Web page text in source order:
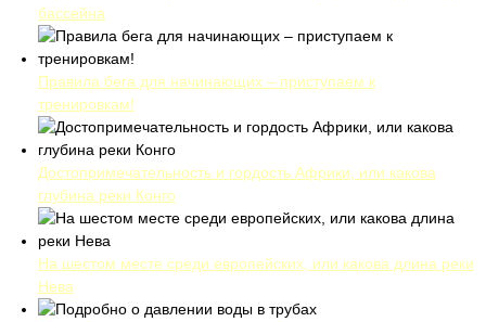
бассейна
Правила бега для начинающих – приступаем к
тренировкам!
Достопримечательность и гордость Африки, или какова
глубина реки Конго
На шестом месте среди европейских, или какова длина реки
Нева